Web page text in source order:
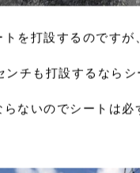
を打設するのです